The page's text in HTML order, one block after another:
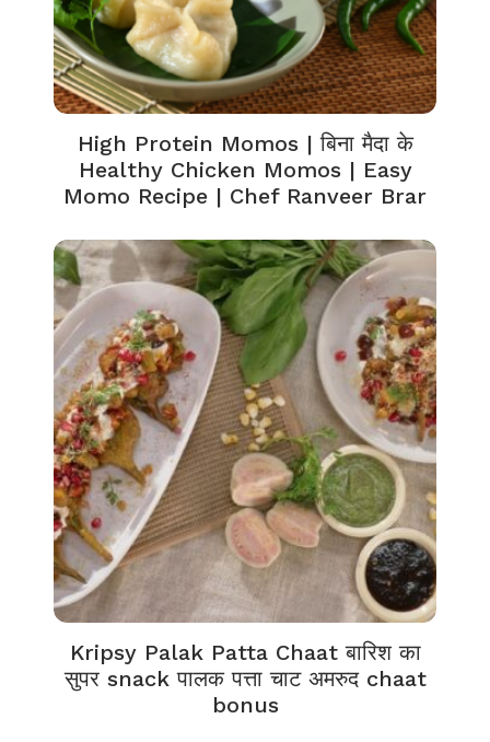
High Protein Momos | बिना मैदा के
Healthy Chicken Momos | Easy
Momo Recipe | Chef Ranveer Brar
Kripsy Palak Patta Chaat बारिश का
सुपर snack पालक पत्ता चाट अमरुद chaat
bonus